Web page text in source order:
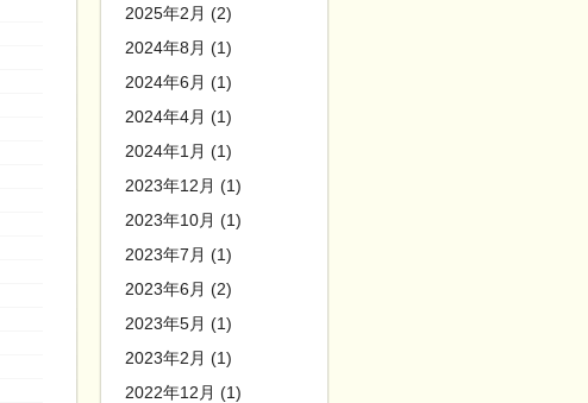
2025年2月 (2)
2024年8月 (1)
2024年6月 (1)
2024年4月 (1)
2024年1月 (1)
2023年12月 (1)
2023年10月 (1)
2023年7月 (1)
2023年6月 (2)
2023年5月 (1)
2023年2月 (1)
2022年12月 (1)